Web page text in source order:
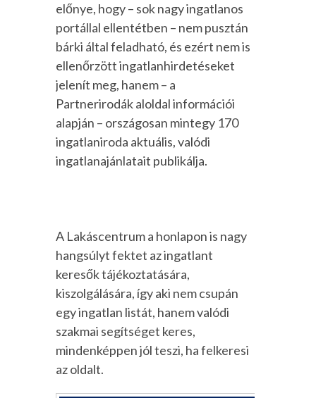
előnye, hogy – sok nagy ingatlanos
portállal ellentétben – nem pusztán
bárki által feladható, és ezért nem is
ellenőrzött ingatlanhirdetéseket
jelenít meg, hanem – a
Partnerirodák aloldal információi
alapján – országosan mintegy 170
ingatlaniroda aktuális, valódi
ingatlanajánlatait publikálja.
A Lakáscentrum a honlapon is nagy
hangsúlyt fektet az ingatlant
keresők tájékoztatására,
kiszolgálására, így aki nem csupán
egy ingatlan listát, hanem valódi
szakmai segítséget keres,
mindenképpen jól teszi, ha felkeresi
az oldalt.